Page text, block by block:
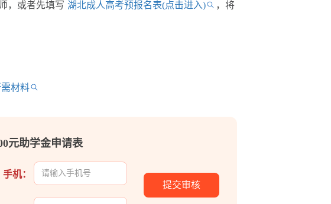
，或者先填写 湖北成人高考预报名表(点击进入)
，将
材料
元助学金申请表
手机：